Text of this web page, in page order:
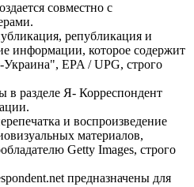
совместно с
републикация и
информации, которое содержит
EPA / UPG, строго
в разделе Я- Корреспондент
и воспроизведение
материалов,
Getty Images, строго
предназначены для